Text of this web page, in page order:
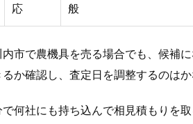
応
般
内市で農機具を売る場合でも、候補
か確認し、査定日を調整するのはか
何社にも持ち込んで相見積もりを